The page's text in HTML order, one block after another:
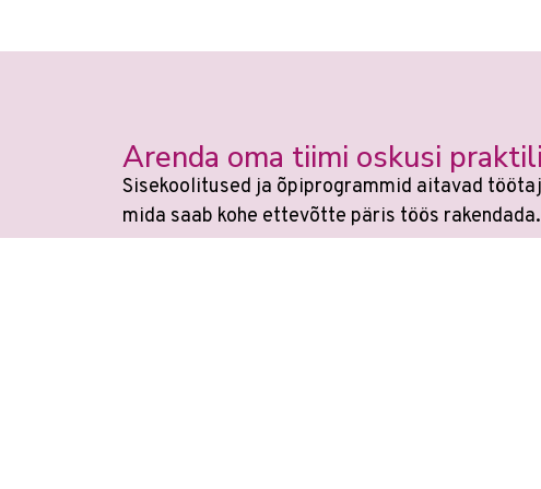
Arenda oma tiimi oskusi
Sisekoolitused ja õpiprogrammid aitavad
mida saab kohe ettevõtte päris töös rakendada.